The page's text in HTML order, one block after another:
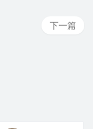
下一篇